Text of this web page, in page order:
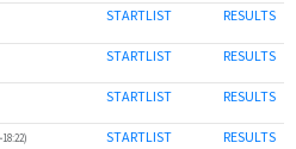
STARTLIST RESULTS
STARTLIST RESULTS
STARTLIST RESULTS
STARTLIST RESULTS